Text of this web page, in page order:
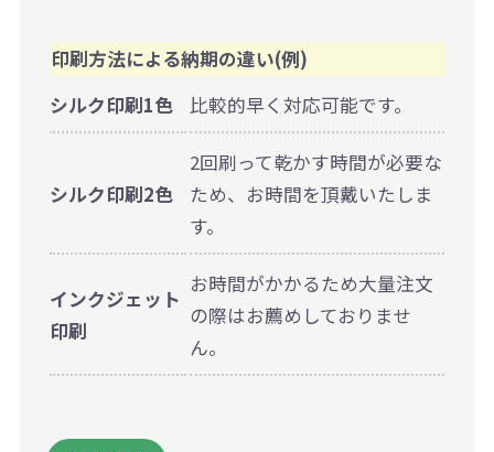
印刷方法による納期の違い(例)
シルク印刷1色
比較的早く対応可能です。
シルク印刷2色
2回刷って乾かす時間が必要な
ため、お時間を頂戴いたしま
す。
インクジェット
印刷
お時間がかかるため大量注文
の際はお薦めしておりませ
ん。